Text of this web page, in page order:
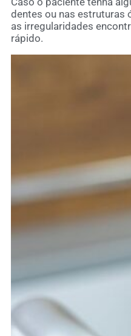
dentes ou nas estruturas
as irregularidades
rápido.